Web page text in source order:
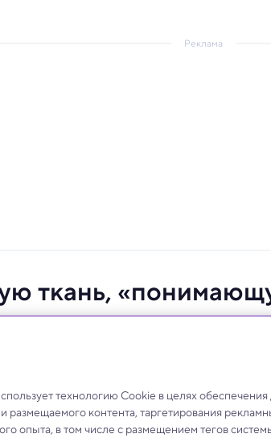
Реклама
ткань,
давление, но и свет, запах, вкус и
технологию Cookie в целях
контента, таргетирования
опыта, в том числе с размещением тегов